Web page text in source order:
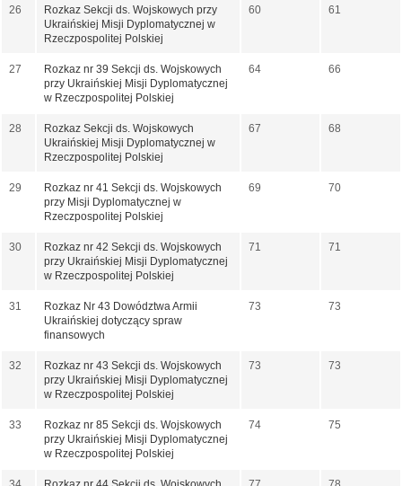
26
Rozkaz Sekcji ds. Wojskowych przy
Ukraińskiej Misji Dyplomatycznej w
Rzeczpospolitej Polskiej
60 61
27
Rozkaz nr 39 Sekcji ds. Wojskowych
przy Ukraińskiej Misji Dyplomatycznej
w Rzeczpospolitej Polskiej
64 66
28
Rozkaz Sekcji ds. Wojskowych
Ukraińskiej Misji Dyplomatycznej w
Rzeczpospolitej Polskiej
67 68
29
Rozkaz nr 41 Sekcji ds. Wojskowych
przy Misji Dyplomatycznej w
Rzeczpospolitej Polskiej
69 70
30
Rozkaz nr 42 Sekcji ds. Wojskowych
przy Ukraińskiej Misji Dyplomatycznej
w Rzeczpospolitej Polskiej
71 71
31
Rozkaz Nr 43 Dowództwa Armii
Ukraińskiej dotyczący spraw
finansowych
73 73
32
Rozkaz nr 43 Sekcji ds. Wojskowych
przy Ukraińskiej Misji Dyplomatycznej
w Rzeczpospolitej Polskiej
73 73
33
Rozkaz nr 85 Sekcji ds. Wojskowych
przy Ukraińskiej Misji Dyplomatycznej
w Rzeczpospolitej Polskiej
74 75